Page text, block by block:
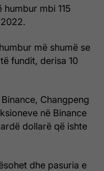
mbi 115
më shumë se
fundit, derisa 10
Changpeng
në Binance
dollarë që ishte
dhe pasuria e